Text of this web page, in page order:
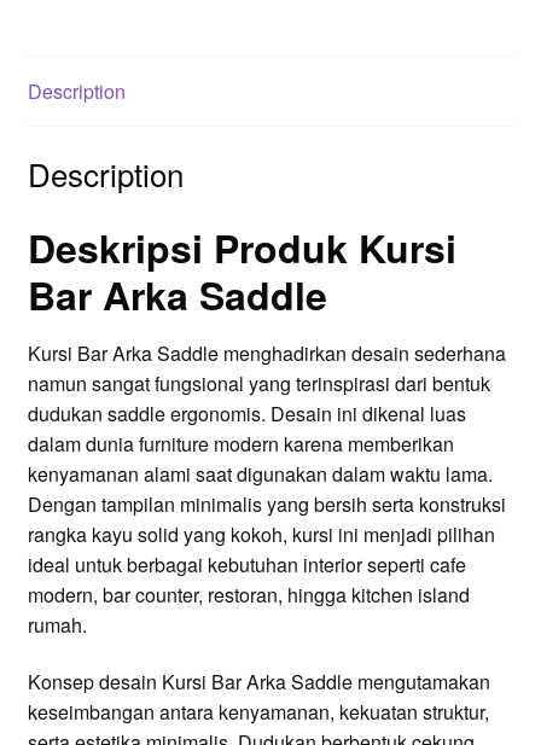
Description
Description
Deskripsi Produk Kursi
Bar Arka Saddle
Kursi Bar Arka Saddle menghadirkan desain sederhana
namun sangat fungsional yang terinspirasi dari bentuk
dudukan saddle ergonomis. Desain ini dikenal luas
dalam dunia furniture modern karena memberikan
kenyamanan alami saat digunakan dalam waktu lama.
Dengan tampilan minimalis yang bersih serta konstruksi
rangka kayu solid yang kokoh, kursi ini menjadi pilihan
ideal untuk berbagai kebutuhan interior seperti cafe
modern, bar counter, restoran, hingga kitchen island
rumah.
Konsep desain Kursi Bar Arka Saddle mengutamakan
keseimbangan antara kenyamanan, kekuatan struktur,